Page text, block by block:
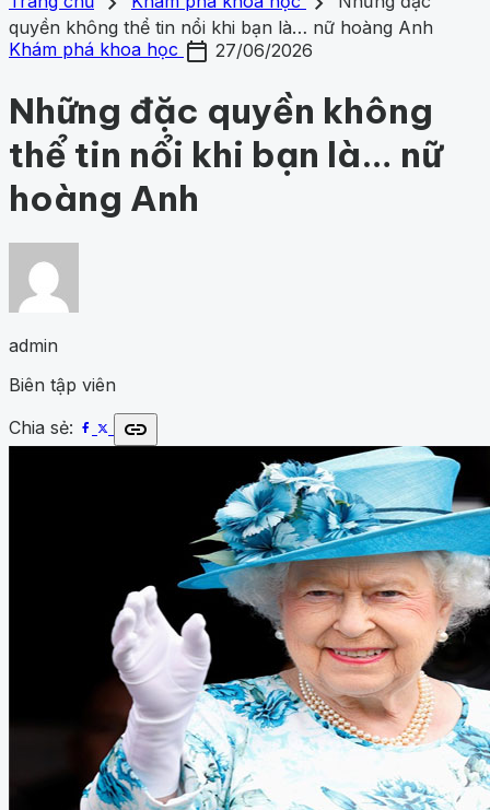
Chủ đề
Khám phá khoa học 428 Khoa học vũ trụ
nghệ
84
Gợi ý danh mục
Khám phá khoa họcKhoa học vũ trụ
quyền không thể tin nổi khi bạn là… nữ hoàng Anh
Khám phá khoa học calendar_today 27/06/2026
Những đặc quyền không
thể tin nổi khi bạn là… nữ
hoàng Anh
admin
Biên tập viên
Chia sẻ:
link